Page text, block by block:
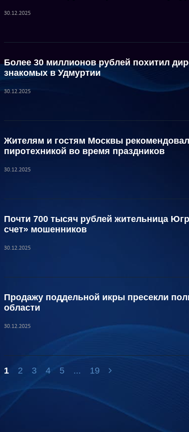
30.12.2025
Более 30 миллионов рублей похитил
знакомых в Удмуртии
30.12.2025
Жителям и гостям Москвы
пиротехникой во время праздников
30.12.2025
Почти 700 тысяч рублей жительница
счет» мошенников
30.12.2025
Продажу поддельной икры пресекли
области
30.12.2025
1 2 3 4 5 ... 19